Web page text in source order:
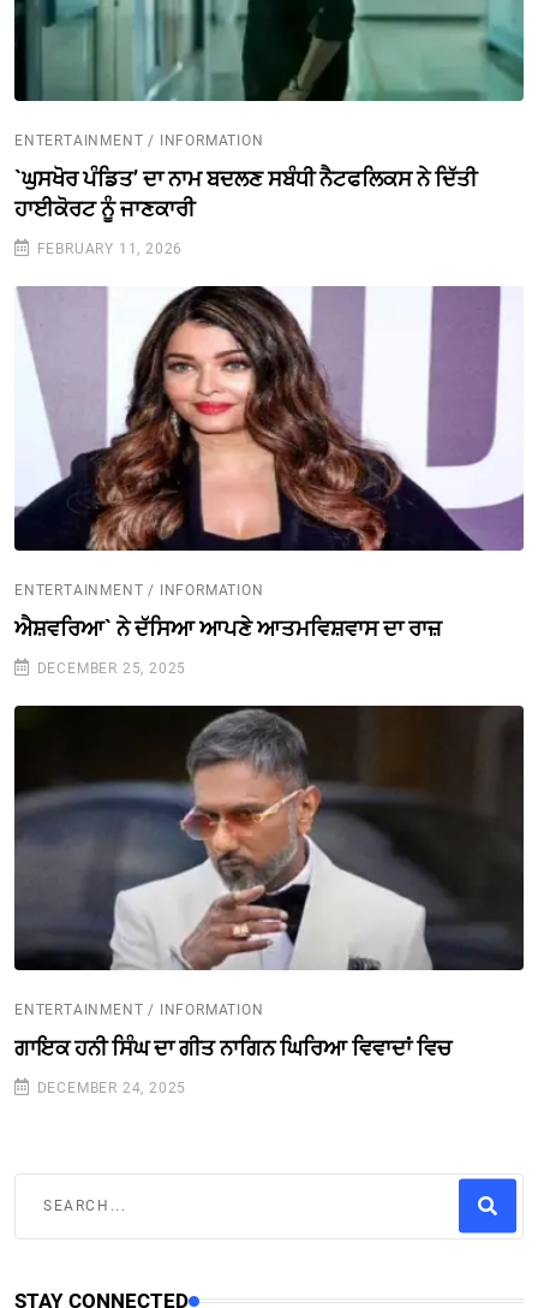
ENTERTAINMENT / INFORMATION
`ਘੁਸਖੋਰ ਪੰਡਿਤ’ ਦਾ ਨਾਮ ਬਦਲਣ ਸਬੰਧੀ ਨੈਟਫਲਿਕਸ ਨੇ ਦਿੱਤੀ
ਹਾਈਕੋਰਟ ਨੂੰ ਜਾਣਕਾਰੀ
FEBRUARY 11, 2026
ENTERTAINMENT / INFORMATION
ਐਸ਼ਵਰਿਆ` ਨੇ ਦੱਸਿਆ ਆਪਣੇ ਆਤਮਵਿਸ਼ਵਾਸ ਦਾ ਰਾਜ਼
DECEMBER 25, 2025
ENTERTAINMENT / INFORMATION
ਗਾਇਕ ਹਨੀ ਸਿੰਘ ਦਾ ਗੀਤ ਨਾਗਿਨ ਘਿਰਿਆ ਵਿਵਾਦਾਂ ਵਿਚ
DECEMBER 24, 2025
STAY CONNECTED